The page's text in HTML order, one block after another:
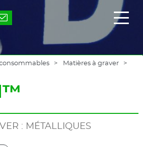
Matières à graver
: MÉTALLIQUES